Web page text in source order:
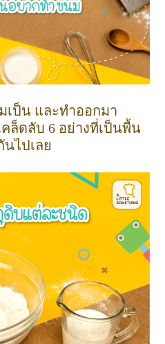
ป็น และทำออกมา
ล็ดลับ 6 อย่างที่เป็นพื้น
ไปเลย